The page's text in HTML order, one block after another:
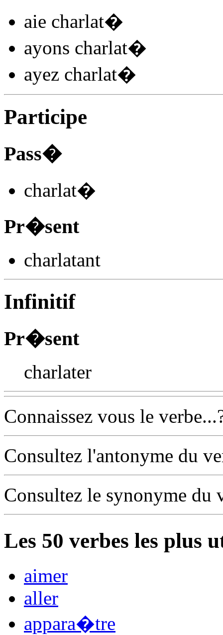
aie charlat�
ayons charlat�
ayez charlat�
Participe
Pass�
charlat�
Pr�sent
charlatant
Infinitif
Pr�sent
charlater
Connaissez vous le
Consultez l'antonyme du
Consultez le synonyme du
Les 50 verbes les plus
aimer
aller
appara�tre